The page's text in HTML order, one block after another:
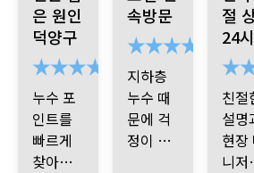
은 원인
덕양구
누수 포
인트를
빠르게
찾아내
속방문
지하층
누수 때
문에 걱
정이 많
절
24
친절
설명
현장
니저